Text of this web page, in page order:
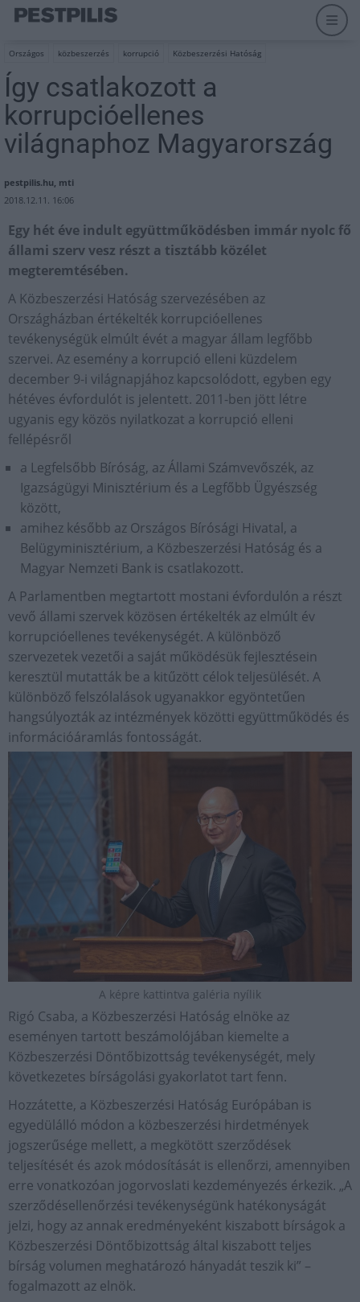
Országos közbeszerzés korrupció Közbeszerzési Hatóság
Így csatlakozott a
korrupcióellenes
világnaphoz Magyarország
pestpilis.hu, mti
2018.12.11. 16:06
Egy hét éve indult együttműködésben immár nyolc fő
állami szerv vesz részt a tisztább közélet
megteremtésében.
A Közbeszerzési Hatóság szervezésében az
Országházban értékelték korrupcióellenes
tevékenységük elmúlt évét a magyar állam legfőbb
szervei. Az esemény a korrupció elleni küzdelem
december 9-i világnapjához kapcsolódott, egyben egy
hétéves évfordulót is jelentett. 2011-ben jött létre
ugyanis egy közös nyilatkozat a korrupció elleni
fellépésről
a Legfelsőbb Bíróság, az Állami Számvevőszék, az
Igazságügyi Minisztérium és a Legfőbb Ügyészség
között,
amihez később az Országos Bírósági Hivatal, a
Belügyminisztérium, a Közbeszerzési Hatóság és a
Magyar Nemzeti Bank is csatlakozott.
A Parlamentben megtartott mostani évfordulón a részt
vevő állami szervek közösen értékelték az elmúlt év
korrupcióellenes tevékenységét. A különböző
szervezetek vezetői a saját működésük fejlesztésein
keresztül mutatták be a kitűzött célok teljesülését. A
különböző felszólalások ugyanakkor egyöntetűen
hangsúlyozták az intézmények közötti együttműködés és
információáramlás fontosságát.
A képre kattintva galéria nyílik
Rigó Csaba, a Közbeszerzési Hatóság elnöke az
eseményen tartott beszámolójában kiemelte a
Közbeszerzési Döntőbizottság tevékenységét, mely
következetes bírságolási gyakorlatot tart fenn.
Hozzátette, a Közbeszerzési Hatóság Európában is
egyedülálló módon a közbeszerzési hirdetmények
jogszerűsége mellett, a megkötött szerződések
teljesítését és azok módosítását is ellenőrzi, amennyiben
erre vonatkozóan jogorvoslati kezdeményezés érkezik. „A
szerződésellenőrzési tevékenységünk hatékonyságát
jelzi, hogy az annak eredményeként kiszabott bírságok a
Közbeszerzési Döntőbizottság által kiszabott teljes
bírság volumen meghatározó hányadát teszik ki” –
fogalmazott az elnök.